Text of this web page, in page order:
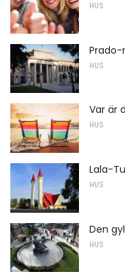
HUS
Prado-
HUS
Var är
HUS
Lala-
HUS
Den
HUS